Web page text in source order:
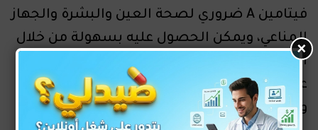
فيتامين A ضروري لصحة العين والبشرة والجهاز
المناعي، ويمكن الحصول عليه بسهولة من خلال
النظام الغذائي أو المكملات عند الحاجة. احرص
على تناوله بانتظام للحفاظ على صحة جسمك
وبشرتك ورؤيتك القوية!
×